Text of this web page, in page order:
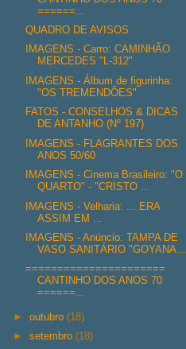
======...
QUADRO DE AVISOS
IMAGENS - Carro: CAMINHÃO
MERCEDES "L-312"
IMAGENS - Álbum de figurinha:
"OS TREMENDÕES"
FATOS - CONSELHOS & DICAS
DE ANTANHO (Nº 197)
IMAGENS - FLAGRANTES DOS
ANOS 50/60
IMAGENS - Cinema Brasileiro: "O
QUARTO" - "CRISTO ...
IMAGENS - Velharia: ... ERA
ASSIM EM ...
IMAGENS - Anúncio: TAMPA DE
VASO SANITÁRIO "GOYANA...
======================
CANTINHO DOS ANOS 70
======...
►outubro(18)
►setembro(18)